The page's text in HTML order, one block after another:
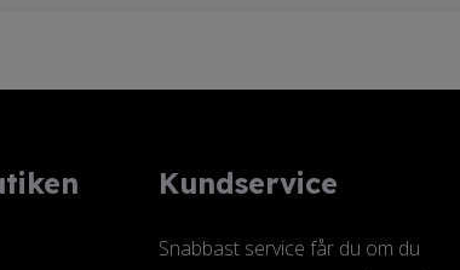
Kundservice
Snabbast service får du om du